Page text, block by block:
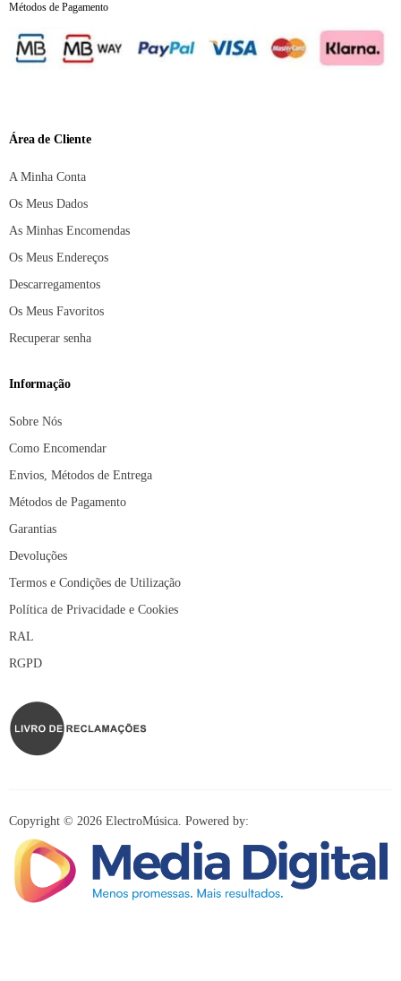
Métodos de Pagamento
Área de Cliente
A Minha Conta
Os Meus Dados
As Minhas Encomendas
Os Meus Endereços
Descarregamentos
Os Meus Favoritos
Recuperar senha
Informação
Sobre Nós
Como Encomendar
Envios, Métodos de Entrega
Métodos de Pagamento
Garantias
Devoluções
Termos e Condições de Utilização
Política de Privacidade e Cookies
RAL
RGPD
Copyright © 2026 ElectroMúsica. Powered by: